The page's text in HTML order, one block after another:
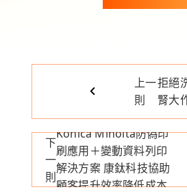
上一
則
拒絕
腎大
下
一
則
Konica Minolta防偽印
刷應用＋變動資料列印
解決方案 康鈦科技協助
顧客提升效率降低成本